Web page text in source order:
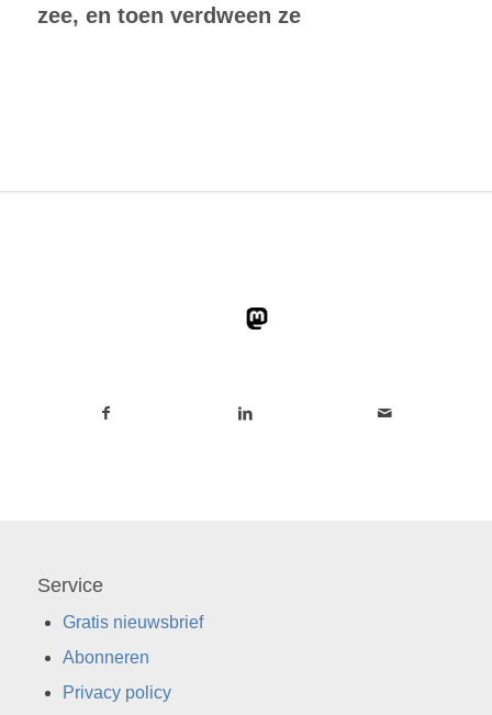
zee, en toen verdween ze
Service
Gratis nieuwsbrief
Abonneren
Privacy policy